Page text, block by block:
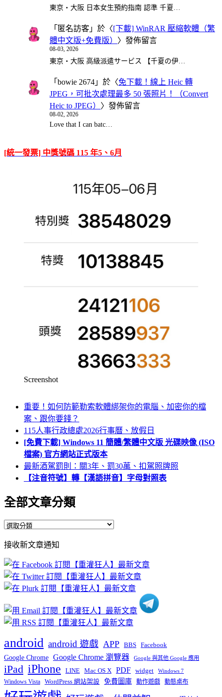
東京・大阪 日本女生預約指南 認準 千夏…
「 匿名訪客 」於〈[下載] WinRAR 壓縮軟體（繁
體中文版+免費版） 〉發佈留言
08-03, 2026
東京・大阪 高級派遣サービス 【千夏の伊…
「 bowie 2674 」於〈免下載！線上 Heic 轉
JPEG，可批次處理最多 50 張照片！（Convert
Heic to JPEG） 〉發佈留言
08-02, 2026
Love that I can batc…
[統一發票] 中獎號碼 115 年5、6月
Screenshot
重要！如何防範勒索軟體綁架你的電腦、加密你的檔
案、跟你要錢？
115人事行政總處2026行事曆、放假日
[免費下載] Windows 11 簡體/繁體中文版 光碟映像 (ISO
檔案) 官方網站正式版本
最新酒駕罰則：關3年、罰30萬、扣駕照牌照
【注音符號】轉【漢語拼音】字母對照表
全部文章分類
全
文
章
分
類
接收新文章通知
android android 遊戲 APP BBS Facebook
Google Chrome Google Chrome 瀏覽器 Google 與其他 Google 應用
iPad iPhone LINE Mac OS X PDF widget Windows 7
Windows Vista WordPress 網站架設 免費圖庫 動作遊戲 動態桌布